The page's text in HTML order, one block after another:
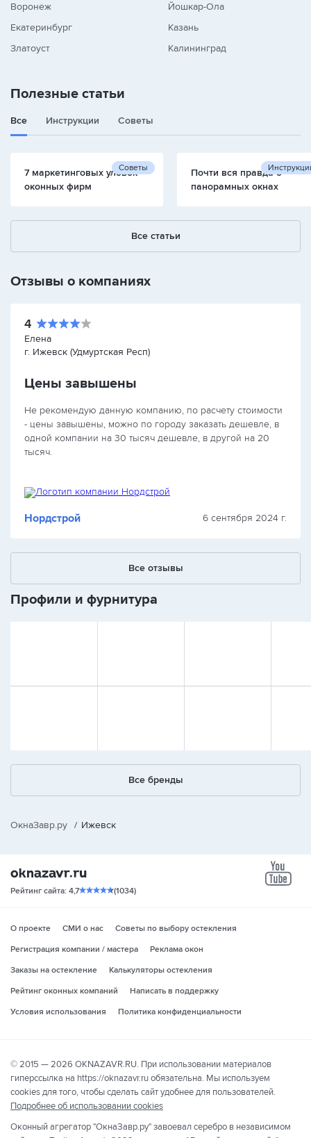
Воронеж
Екатеринбург
Златоуст
Йошкар-Ола
Казань
Калининград
Полезные статьи
Все Инструкции Советы
Советы
7 маркетинговых уловок
оконных фирм
Почти вся правда о
панорамных окнах
Все статьи
Отзывы о компаниях
4
Елена
г. Ижевск (Удмуртская Респ)
Цены завышены
Не рекомендую данную компанию, по расчету стоимости
- цены завышены, можно по городу заказать дешевле, в
одной компании на 30 тысяч дешевле, в другой на 20
тысяч.
Нордстрой 6 сентября 2024 г.
Все отзывы
Профили и фурнитура
Все бренды
ОкнаЗавр.ру / Ижевск
Рейтинг сайта: 4,7 (1034)
О проекте СМИ о нас
Советы по выбору остекления
Регистрация компании / мастера
Реклама окон
Заказы на остекление
Калькуляторы остекления
Рейтинг оконных компаний
Написать в поддержку
Условия использования
Политика конфиденциальности
© 2015 — 2026 OKNAZAVR.RU. При использовании материалов
гиперссылка на https://oknazavr.ru обязательна. Мы используем
cookies для того, чтобы сделать сайт удобнее для пользователей.
Подробнее об использовании cookies
Оконный агрегатор "ОкнаЗавр.ру" завоевал серебро в независимом